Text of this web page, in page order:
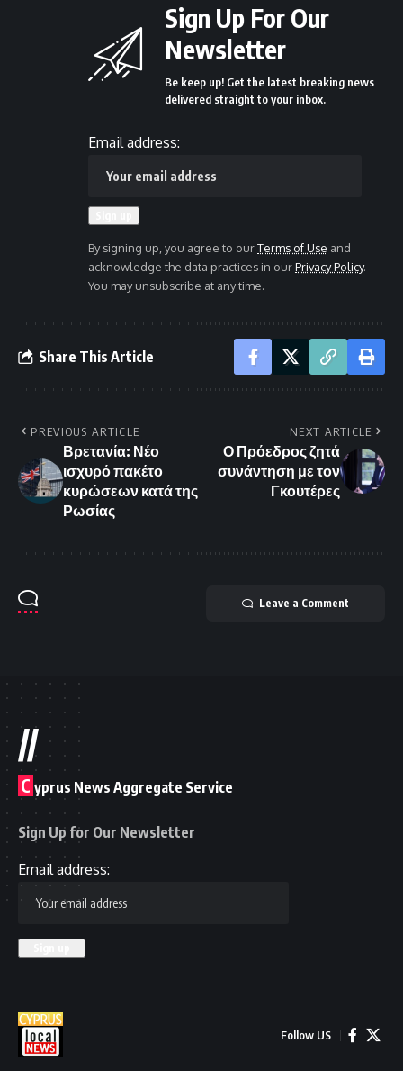
Sign Up For Our
Newsletter
Be keep up! Get the latest breaking news
delivered straight to your inbox.
Email address:
By signing up, you agree to ourTerms of Use and
acknowledge the data practices in ourPrivacy Policy.
You may unsubscribe at any time.
Share This Article
PREVIOUS ARTICLE
Βρετανία: Νέο
ισχυρό πακέτο
κυρώσεων κατά της
Ρωσίας
NEXT ARTICLE
Ο Πρόεδρος ζητά
συνάντηση με τον
Γκουτέρες
Leave a Comment
//
C yprus News Aggregate Service
Sign Up for Our Newsletter
Email address:
Follow US